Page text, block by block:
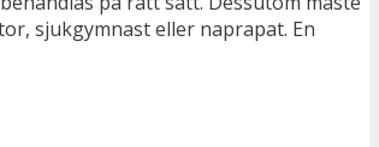
sjukgymnast eller naprapat. En